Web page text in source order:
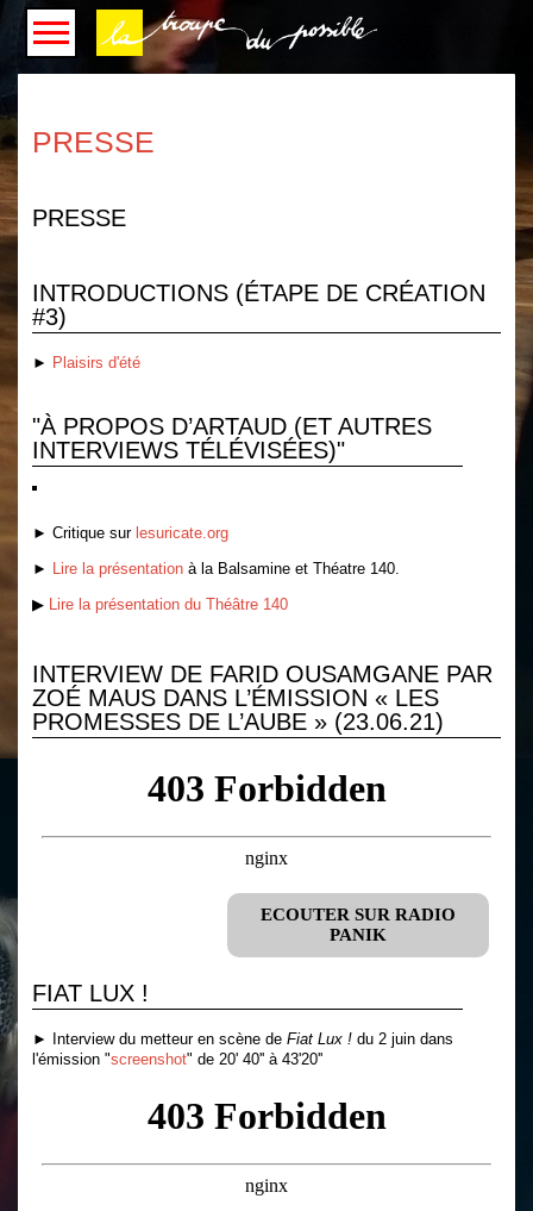
PRESSE
PRESSE
INTRODUCTIONS (ÉTAPE DE CRÉATION
#3)
► Plaisirs d'été
"À PROPOS D’ARTAUD (ET AUTRES
INTERVIEWS TÉLÉVISÉES)"
► Critique sur lesuricate.org
► Lire la présentation à la Balsamine et Théatre 140.
▶ Lire la présentation du Théâtre 140
INTERVIEW DE FARID OUSAMGANE PAR
ZOÉ MAUS DANS L’ÉMISSION « LES
PROMESSES DE L’AUBE » (23.06.21)
ECOUTER SUR RADIO
PANIK
FIAT LUX !
► Interview du metteur en scène de Fiat Lux ! du 2 juin dans
l'émission "screenshot" de 20' 40'' à 43'20''